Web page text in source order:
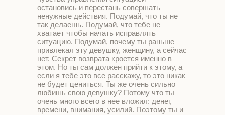
остановись и перестань совершать
ненужные действия. Подумай, что ты не
так делаешь. Подумай, что тебе не
хватает чтобы начать исправлять
ситуацию. Подумай, почему ты раньше
привлекал эту девушку, женщину, а сейчас
нет. Секрет возврата кроется именно в
этом. Но ты сам должен прийти к этому, а
если я тебе это все расскажу, то это никак
не будет цениться. Ты же очень сильно
любишь свою девушку? Потому что ты
очень много всего в нее вложил: денег,
времени, внимания, усилий. Поэтому ты и